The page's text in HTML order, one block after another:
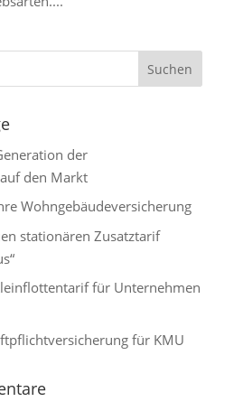
der
den Markt
Wohngebäudeversicherung
stationären Zusatztarif
für Unternehmen
für KMU